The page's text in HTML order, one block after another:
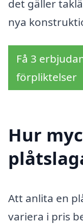
det gäller
nya
Få 3
förpliktelser
Hur
Att anlita en
variera i pris